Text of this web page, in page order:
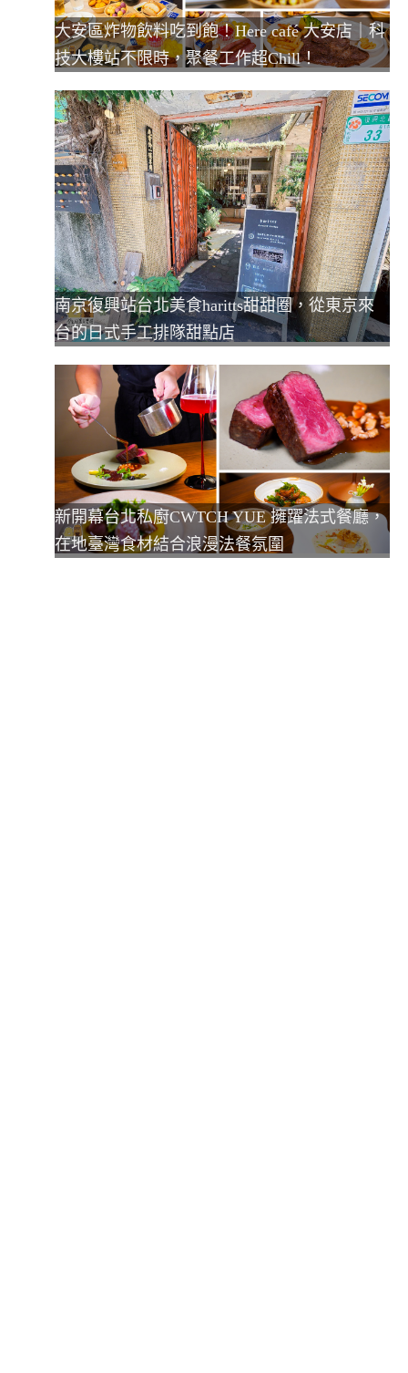
大安區炸物飲料吃到飽！Here café 大安店｜科
技大樓站不限時，聚餐工作超Chill！
南京復興站台北美食haritts甜甜圈，從東京來
台的日式手工排隊甜點店
新開幕台北私廚CWTCH YUE 擁躍法式餐廳，
在地臺灣食材結合浪漫法餐氛圍